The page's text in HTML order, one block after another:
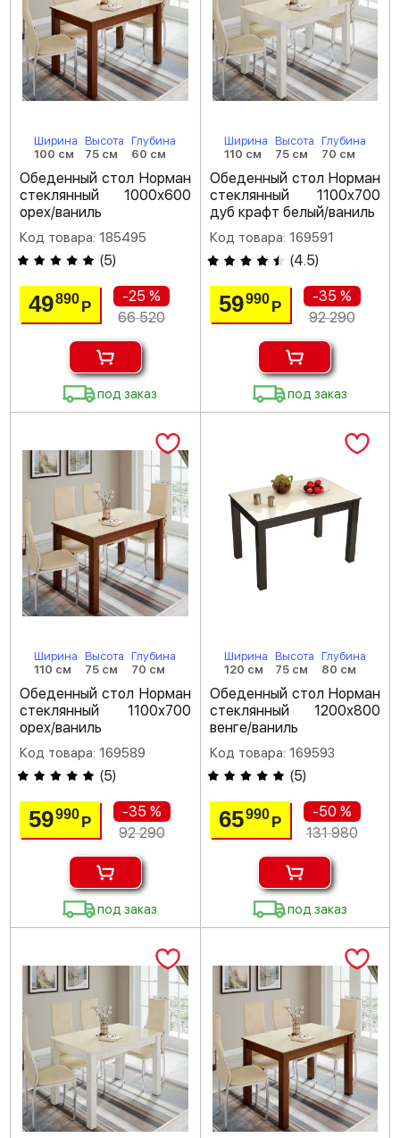
Ширина
100 см
Высота
75 см
Глубина
60 см
Обеденный стол Норман
стеклянный 1000х600
орех/ваниль
Код товара: 185495
(5)
49890Р
-25 %
66 520
под заказ
Ширина
110 см
Высота
75 см
Глубина
70 см
Обеденный стол Норман
стеклянный 1100х700
дуб крафт белый/ваниль
Код товара: 169591
(4.5)
59990 Р
-35 %
92 290
под заказ
Ширина
110 см
Высота
75 см
Глубина
70 см
Обеденный стол Норман
стеклянный 1100х700
орех/ваниль
Код товара: 169589
(5)
59990Р
-35 %
92 290
под заказ
Ширина
120 см
Высота
75 см
Глубина
80 см
Обеденный стол Норман
стеклянный 1200х800
венге/ваниль
Код товара: 169593
(5)
65990 Р
-50 %
131 980
под заказ